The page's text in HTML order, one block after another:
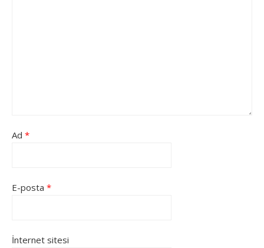
Ad *
E-posta *
İnternet sitesi